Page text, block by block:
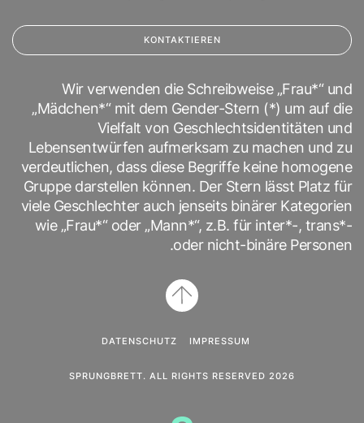
KONTAKTIEREN
Wir verwenden die Schreibweise „Frau*“ und
„Mädchen*“ mit dem Gender-Stern (*) um auf die
Vielfalt von Geschlechtsidentitäten und
Lebensentwürfen aufmerksam zu machen und zu
verdeutlichen, dass diese Begriffe keine homogene
Gruppe darstellen können. Der Stern lässt Platz für
viele Geschlechter auch jenseits binärer Kategorien
wie „Frau*“ oder „Mann*“, z.B. für inter*-, trans*-
oder nicht-binäre Personen.
IMPRESSUM
DATENSCHUTZ
2026 SPRUNGBRETT. ALL RIGHTS RESERVED